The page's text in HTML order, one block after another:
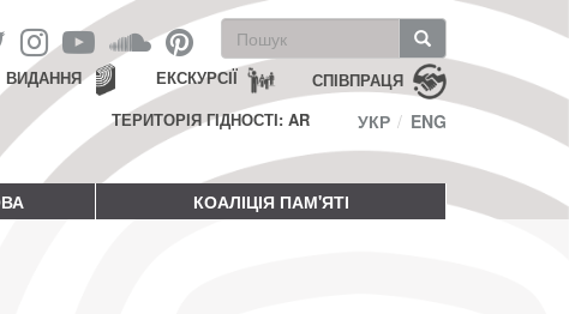
Пошукова
форма
Пошук СПІВПРАЦЯ
ЕКСКУРСІЇ
ВИДАННЯ
ТЕРИТОРІЯ ГІДНОСТІ: AR
УКР ENG
КОАЛІЦІЯ ПАМ'ЯТІ